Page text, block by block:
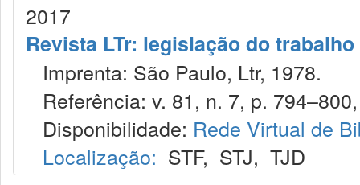
2017
Revista LTr: legislação do trabalho
Imprenta: São Paulo, Ltr, 1978.
Referência: v. 81, n. 7, p.
Disponibilidade: Rede Virtual de
Localização: STF, STJ, TJD